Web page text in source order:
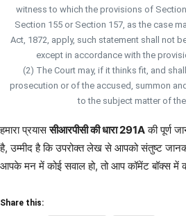
witness to which the provisions of
Section 155 or Section 157, as the case
Act, 1872, apply, such statement shall not
except in accordance with the
(2) The Court may, if it thinks fit, and
prosecution or of the accused, summon
to the subject matter of
हमारा प्रयाससीआरपीसी की धारा 291Aकी पूर्ण
है, उम्मीद है कि उपरोक्त लेख से आपको संतुष्ट
आपके मन में कोई सवाल हो, तो आप कॉमेंट बॉक्स
Share this: